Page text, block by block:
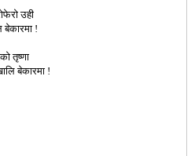
उही
बेकारमा !
तृष्णा
बेकारमा !